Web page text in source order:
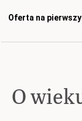
Oferta na
O